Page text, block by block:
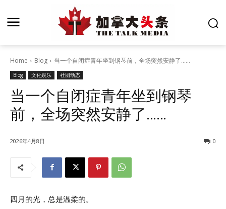
Home Blog 当一个自闭症青年坐到钢琴前，全场突然安静了……
Blog 文化娱乐 社团动态
当一个自闭症青年坐到钢琴
前，全场突然安静了……
2026年4月8日 0
四月的光，总是温柔的。